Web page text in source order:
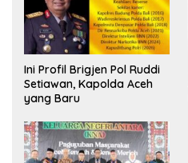
Ini Profil Brigjen Pol Ruddi
Setiawan, Kapolda Aceh
yang Baru